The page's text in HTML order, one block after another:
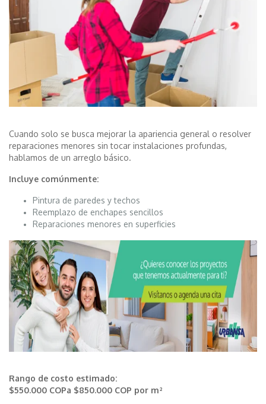
Cuando solo se busca mejorar la apariencia general o resolver
reparaciones menores sin tocar instalaciones profundas,
hablamos de un arreglo básico.
Incluye comúnmente:
Pintura de paredes y techos
Reemplazo de enchapes sencillos
Reparaciones menores en superficies
Rango de costo estimado:
$550.000 COPa $850.000 COP por m²